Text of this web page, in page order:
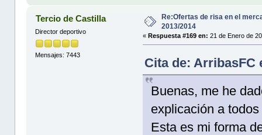
Tercio de Castilla
Director deportivo
Mensajes: 7443
Re:Ofertas de risa en el
2013/2014
«Respuesta #169 en: 21 de Enero de
Cita de: ArribasFC
Buenas, me he
explicación a
Esta es mi forma